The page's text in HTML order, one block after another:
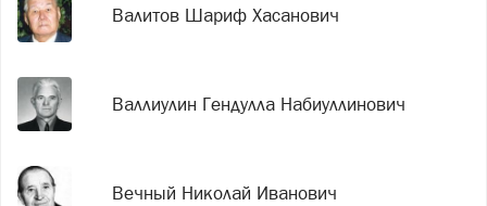
Валитов Шариф Хасанович
Валлиулин Гендулла Набиуллинович
Вечный Николай Иванович